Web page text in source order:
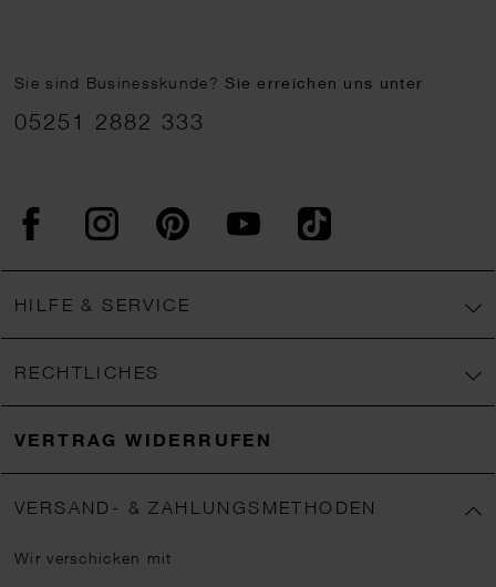
Sie sind Businesskunde?Sie erreichen uns unter
05251 2882 333
FacebookInstagram PinterestYouTubeTikTok
HILFE & SERVICE
RECHTLICHES
VERTRAG WIDERRUFEN
VERSAND- & ZAHLUNGSMETHODEN
Wir verschicken mit